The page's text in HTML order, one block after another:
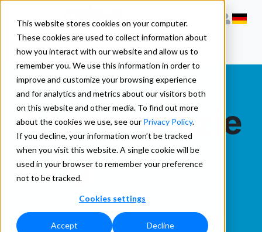
This website stores cookies on your computer.
These cookies are used to collect information about
how you interact with our website and allow us to
remember you. We use this information in order to
improve and customize your browsing experience
and for analytics and metrics about our visitors both
on this website and other media. To find out more
about the cookies we use, see our Privacy Policy.
If you decline, your information won’t be tracked
when you visit this website. A single cookie will be
used in your browser to remember your preference
not to be tracked.
Cookies settings
Accept Decline
Altersverifizie
rung
Verhindern, dass